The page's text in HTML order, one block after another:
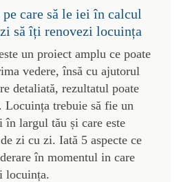
pe care să le iei în calcul
să îți renovezi locuința
un proiect amplu ce poate
vedere, însă cu ajutorul
detaliată, rezultatul poate
Locuința trebuie să fie un
în largul tău și care este
zi cu zi. Iată 5 aspecte ce
în momentul in care
locuința.